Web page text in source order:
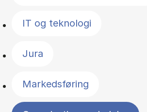
IT og teknologi
Jura
Markedsføring